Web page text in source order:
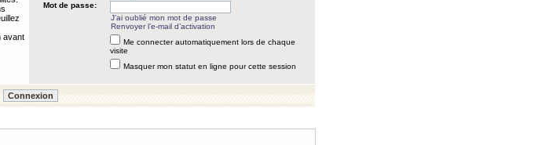
avant
Mot de passe:
J’ai oublié mon mot de passe
Renvoyer l’e-mail d’activation
Me connecter automatiquement lors de chaque
visite
Masquer mon statut en ligne pour cette session